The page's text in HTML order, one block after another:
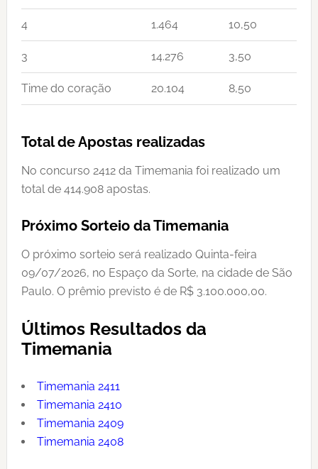
4 1.464 10,50
3 14.276 3,50
Time do coração 20.104 8,50
Total de Apostas realizadas
No concurso 2412 da Timemania foi realizado um
total de 414.908 apostas.
Próximo Sorteio da Timemania
O próximo sorteio será realizado Quinta-feira
09/07/2026, no Espaço da Sorte, na cidade de São
Paulo. O prêmio previsto é de R$ 3.100.000,00.
Últimos Resultados da
Timemania
Timemania 2411
Timemania 2410
Timemania 2409
Timemania 2408